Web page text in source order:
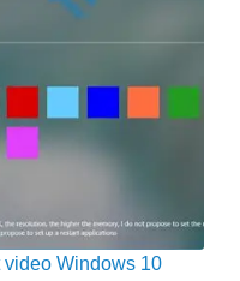
Windows 10